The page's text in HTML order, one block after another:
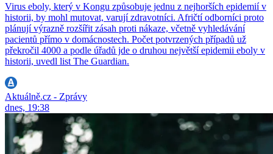
Virus eboly, který v Kongu způsobuje jednu z nejhorších epidemií v
historii, by mohl mutovat, varují zdravotníci. Afričtí odborníci proto
plánují výrazně rozšířit zásah proti nákaze, včetně vyhledávání
pacientů přímo v domácnostech. Počet potvrzených případů už
překročil 4000 a podle úřadů jde o druhou největší epidemii eboly v
historii, uvedl list The Guardian.
Aktuálně.cz - Zprávy
dnes, 19:38